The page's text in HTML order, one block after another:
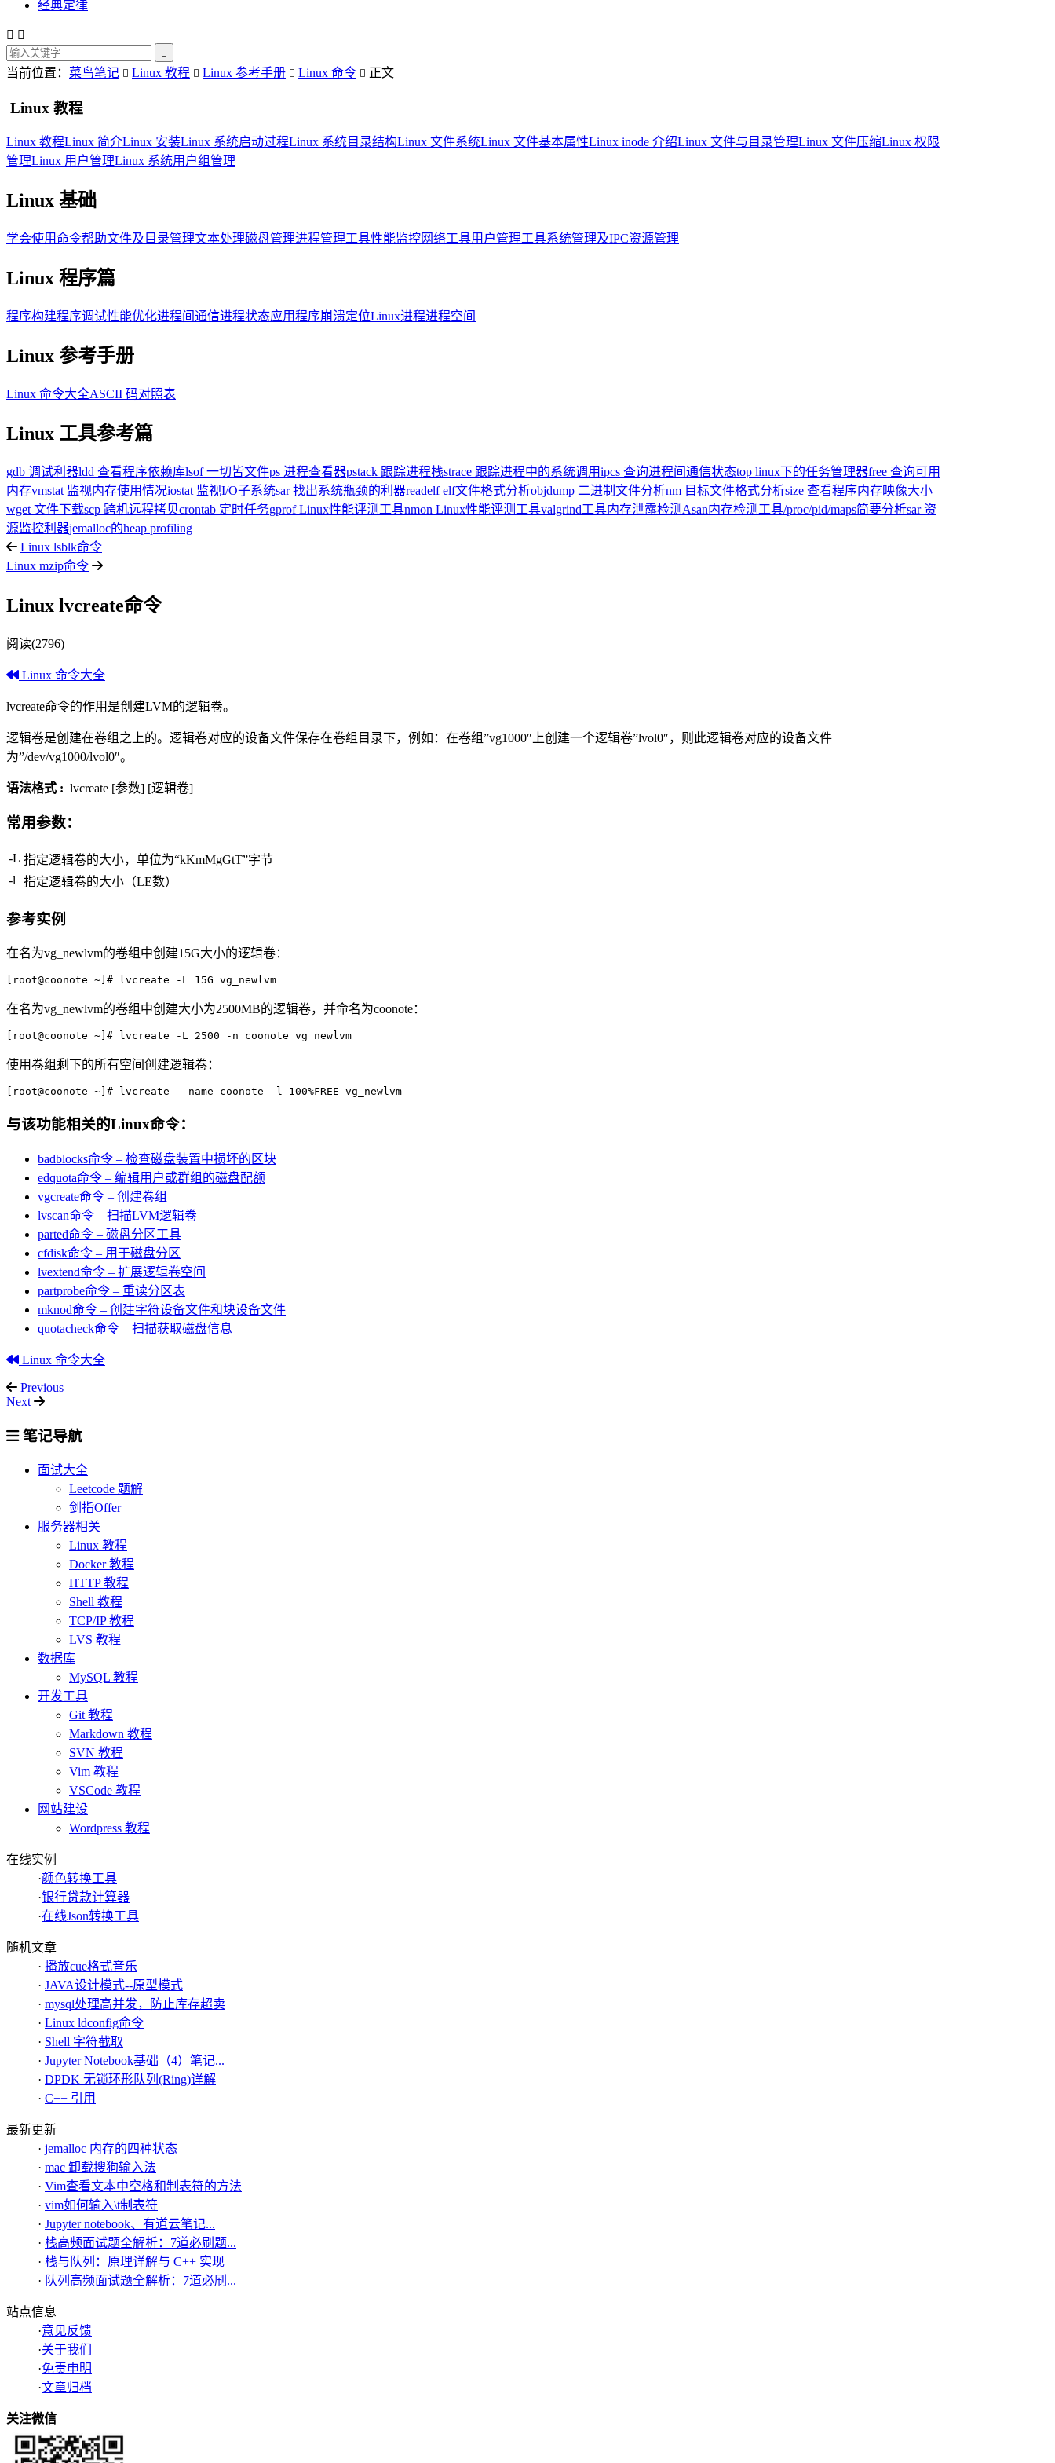
经典定律
 

当前位置： 菜鸟笔记  Linux 教程  Linux 参考手册  Linux 命令  正文
Linux 教程
Linux 教程Linux 简介Linux 安装Linux 系统启动过程Linux 系统目录结构Linux 文件系统Linux 文件基本属性Linux inode 介绍Linux 文件与目录管理Linux 文件压缩Linux 权限
管理Linux 用户管理Linux 系统用户组管理
Linux 基础
学会使用命令帮助文件及目录管理文本处理磁盘管理进程管理工具性能监控网络工具用户管理工具系统管理及IPC资源管理
Linux 程序篇
程序构建程序调试性能优化进程间通信进程状态应用程序崩溃定位Linux进程进程空间
Linux 参考手册
Linux 命令大全ASCII 码对照表
Linux 工具参考篇
gdb 调试利器ldd 查看程序依赖库lsof 一切皆文件ps 进程查看器pstack 跟踪进程栈strace 跟踪进程中的系统调用ipcs 查询进程间通信状态top linux下的任务管理器free 查询可用
内存vmstat 监视内存使用情况iostat 监视I/O子系统sar 找出系统瓶颈的利器readelf elf文件格式分析objdump 二进制文件分析nm 目标文件格式分析size 查看程序内存映像大小
wget 文件下载scp 跨机远程拷贝crontab 定时任务gprof Linux性能评测工具nmon Linux性能评测工具valgrind工具内存泄露检测 Asan内存检测工具/proc/pid/maps简要分析sar 资
源监控利器jemalloc的heap profiling
Linux lsblk命令
Linux mzip命令
Linux lvcreate命令
阅读(2796)
Linux 命令大全
lvcreate命令的作用是创建LVM的逻辑卷。
逻辑卷是创建在卷组之上的。逻辑卷对应的设备文件保存在卷组目录下，例如：在卷组”vg1000″上创建一个逻辑卷”lvol0″，则此逻辑卷对应的设备文件
为”/dev/vg1000/lvol0″。
语法格式 : lvcreate [参数] [逻辑卷]
常用参数：
-L 指定逻辑卷的大小，单位为“kKmMgGtT”字节
-l
指定逻辑卷的大小（LE数）
参考实例
在名为vg_newlvm的卷组中创建15G大小的逻辑卷：
[root@coonote ~]# lvcreate -L 15G vg_newlvm
在名为vg_newlvm的卷组中创建大小为2500MB的逻辑卷，并命名为coonote：
[root@coonote ~]# lvcreate -L 2500 -n coonote vg_newlvm
使用卷组剩下的所有空间创建逻辑卷：
[root@coonote ~]# lvcreate --name coonote -l 100%FREE vg_newlvm
与该功能相关的Linux命令：
badblocks命令 – 检查磁盘装置中损坏的区块
edquota命令 – 编辑用户或群组的磁盘配额
vgcreate命令 – 创建卷组
lvscan命令 – 扫描LVM逻辑卷
parted命令 – 磁盘分区工具
cfdisk命令 – 用于磁盘分区
lvextend命令 – 扩展逻辑卷空间
partprobe命令 – 重读分区表
mknod命令 – 创建字符设备文件和块设备文件
quotacheck命令 – 扫描获取磁盘信息
Linux 命令大全
Previous
Next
笔记导航
面试大全
Leetcode 题解
剑指Offer
服务器相关
Linux 教程
Docker 教程
HTTP 教程
Shell 教程
TCP/IP 教程
LVS 教程
数据库
MySQL 教程
开发工具
Git 教程
Markdown 教程
SVN 教程
Vim 教程
VSCode 教程
网站建设
Wordpress 教程
在线实例
·颜色转换工具
·银行贷款计算器
·在线Json转换工具
随机文章
· 播放cue格式音乐
· JAVA设计模式--原型模式
· mysql处理高并发，防止库存超卖
· Linux ldconfig命令
· Shell 字符截取
· Jupyter Notebook基础（4）笔记...
· DPDK 无锁环形队列(Ring)详解
· C++ 引用
最新更新
· jemalloc 内存的四种状态
· mac 卸载搜狗输入法
· Vim查看文本中空格和制表符的方法
· vim如何输入\t制表符
· Jupyter notebook、有道云笔记...
· 栈高频面试题全解析：7道必刷题...
· 栈与队列：原理详解与 C++ 实现
· 队列高频面试题全解析：7道必刷...
站点信息
·意见反馈
·关于我们
·免责申明
·文章归档
关注微信